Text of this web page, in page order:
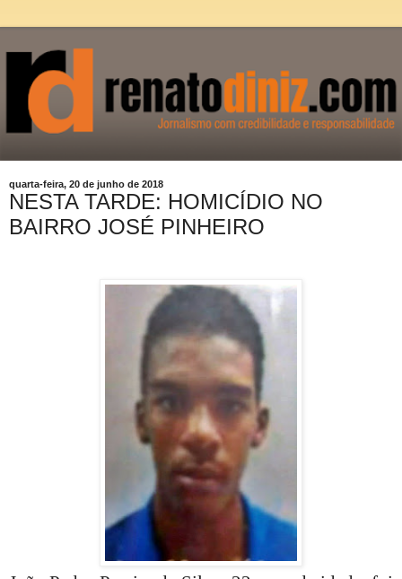
quarta-feira, 20 de junho de 2018
NESTA TARDE: HOMICÍDIO NO
BAIRRO JOSÉ PINHEIRO